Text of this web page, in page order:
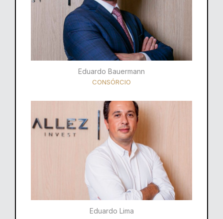
Eduardo Bauermann
CONSÓRCIO
Eduardo Lima